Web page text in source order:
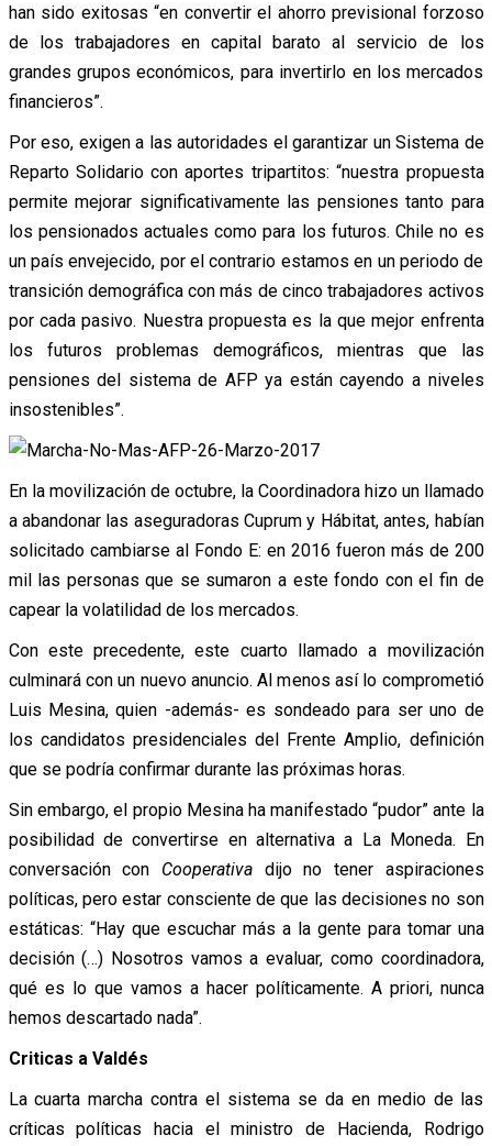
han sido exitosas “en convertir el ahorro previsional forzoso
de los trabajadores en capital barato al servicio de los
grandes grupos económicos, para invertirlo en los mercados
financieros”.
Por eso, exigen a las autoridades el garantizar un Sistema de
Reparto Solidario con aportes tripartitos: “nuestra propuesta
permite mejorar significativamente las pensiones tanto para
los pensionados actuales como para los futuros. Chile no es
un país envejecido, por el contrario estamos en un periodo de
transición demográfica con más de cinco trabajadores activos
por cada pasivo. Nuestra propuesta es la que mejor enfrenta
los futuros problemas demográficos, mientras que las
pensiones del sistema de AFP ya están cayendo a niveles
insostenibles”.
En la movilización de octubre, la Coordinadora hizo un llamado
a abandonar las aseguradoras Cuprum y Hábitat, antes, habían
solicitado cambiarse al Fondo E: en 2016 fueron más de 200
mil las personas que se sumaron a este fondo con el fin de
capear la volatilidad de los mercados.
Con este precedente, este cuarto llamado a movilización
culminará con un nuevo anuncio. Al menos así lo comprometió
Luis Mesina, quien -además- es sondeado para ser uno de
los candidatos presidenciales del Frente Amplio, definición
que se podría confirmar durante las próximas horas.
Sin embargo, el propio Mesina ha manifestado “pudor” ante la
posibilidad de convertirse en alternativa a La Moneda. En
conversación con Cooperativadijo no tener aspiraciones
políticas, pero estar consciente de que las decisiones no son
estáticas: “Hay que escuchar más a la gente para tomar una
decisión (…) Nosotros vamos a evaluar, como coordinadora,
qué es lo que vamos a hacer políticamente. A priori, nunca
hemos descartado nada”.
Criticas a Valdés
La cuarta marcha contra el sistema se da en medio de las
críticas políticas hacia el ministro de Hacienda, Rodrigo